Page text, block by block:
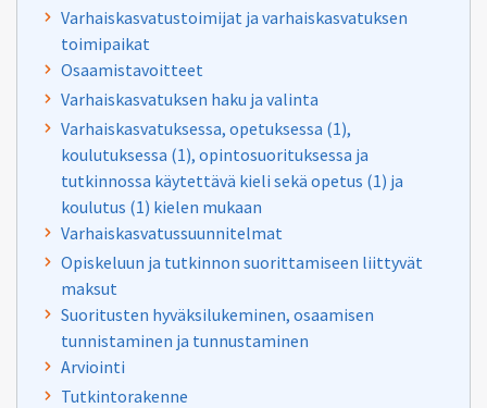
Varhaiskasvatustoimijat ja varhaiskasvatuksen
toimipaikat
Osaamistavoitteet
Varhaiskasvatuksen haku ja valinta
Varhaiskasvatuksessa, opetuksessa (1),
koulutuksessa (1), opintosuorituksessa ja
tutkinnossa käytettävä kieli sekä opetus (1) ja
koulutus (1) kielen mukaan
Varhaiskasvatussuunnitelmat
Opiskeluun ja tutkinnon suorittamiseen liittyvät
maksut
Suoritusten hyväksilukeminen, osaamisen
tunnistaminen ja tunnustaminen
Arviointi
Tutkintorakenne